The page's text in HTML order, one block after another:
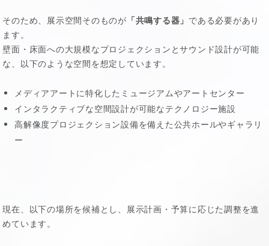
そのため、展示空間そのものが 「共鳴する器」 である必要があり
ます。
壁面・床面への大規模なプロジェクションとサウンド設計が可能
な、以下のような空間を想定しています。
メディアアートに特化したミュージアムやアートセンター
インタラクティブな空間設計が可能なテクノロジー施設
高解像度プロジェクション設備を備えた公共ホールやギャラリ
ー
現在、以下の場所を候補とし、展示計画・予算に応じた調整を進
めています。